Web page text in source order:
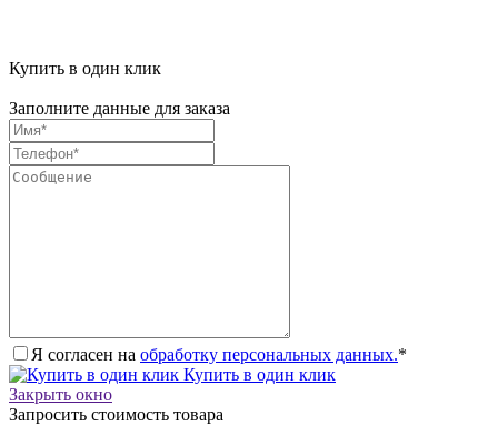
Купить в один клик
Заполните данные для заказа
Я согласен на обработку персональных данных.*
Купить в один клик
Закрыть окно
Запросить стоимость товара